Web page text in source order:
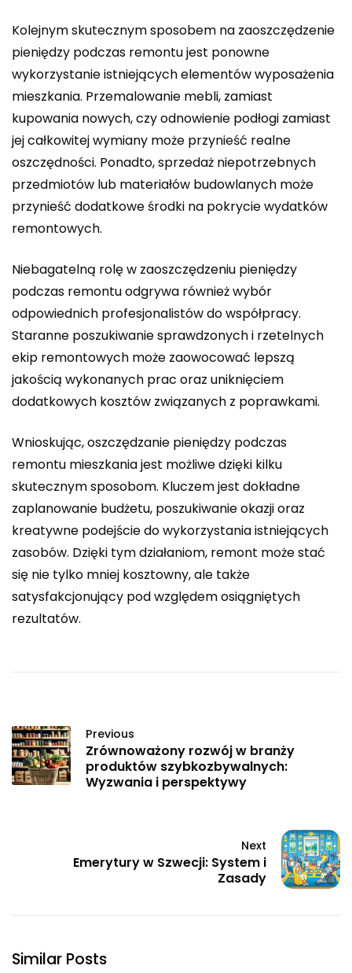
Kolejnym skutecznym sposobem na zaoszczędzenie
pieniędzy podczas remontu jest ponowne
wykorzystanie istniejących elementów wyposażenia
mieszkania. Przemalowanie mebli, zamiast
kupowania nowych, czy odnowienie podłogi zamiast
jej całkowitej wymiany może przynieść realne
oszczędności. Ponadto, sprzedaż niepotrzebnych
przedmiotów lub materiałów budowlanych może
przynieść dodatkowe środki na pokrycie wydatków
remontowych.
Niebagatelną rolę w zaoszczędzeniu pieniędzy
podczas remontu odgrywa również wybór
odpowiednich profesjonalistów do współpracy.
Staranne poszukiwanie sprawdzonych i rzetelnych
ekip remontowych może zaowocować lepszą
jakością wykonanych prac oraz uniknięciem
dodatkowych kosztów związanych z poprawkami.
Wnioskując, oszczędzanie pieniędzy podczas
remontu mieszkania jest możliwe dzięki kilku
skutecznym sposobom. Kluczem jest dokładne
zaplanowanie budżetu, poszukiwanie okazji oraz
kreatywne podejście do wykorzystania istniejących
zasobów. Dzięki tym działaniom, remont może stać
się nie tylko mniej kosztowny, ale także
satysfakcjonujący pod względem osiągniętych
rezultatów.
Previous
Zrównoważony rozwój w branży
produktów szybkozbywalnych:
Wyzwania i perspektywy
Next
Emerytury w Szwecji: System i
Zasady
Similar Posts